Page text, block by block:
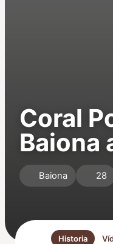
Coral
Baiona
Baiona 28
Historia